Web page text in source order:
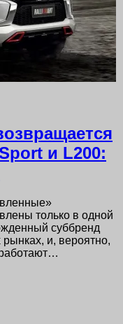
и L200:
только в одной
суббренд
и, вероятно,